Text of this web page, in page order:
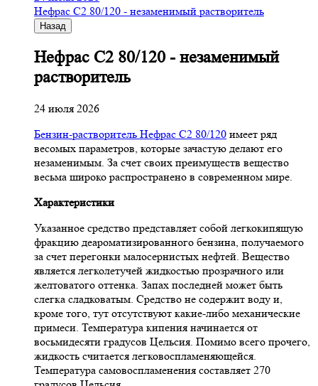
Нефрас С2 80/120 - незаменимый растворитель
Назад
Нефрас С2 80/120 - незаменимый
растворитель
24 июля 2026
Бензин-растворитель Нефрас С2 80/120 имеет ряд
весомых параметров, которые зачастую делают его
незаменимым. За счет своих преимуществ вещество
весьма широко распространено в современном мире.
Характеристики
Указанное средство представляет собой легкокипящую
фракцию деароматизированного бензина, получаемого
за счет перегонки малосернистых нефтей. Вещество
является легколетучей жидкостью прозрачного или
желтоватого оттенка. Запах последней может быть
слегка сладковатым. Средство не содержит воду и,
кроме того, тут отсутствуют какие-либо механические
примеси. Температура кипения начинается от
восьмидесяти градусов Цельсия. Помимо всего прочего,
жидкость считается легковоспламеняющейся.
Температура самовоспламенения составляет 270